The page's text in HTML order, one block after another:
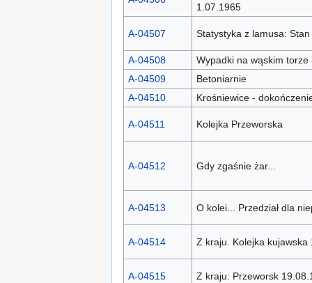
1.07.1965
A-04507 Statystyka z lamusa:
A-04508
Wypadki na wąskim torze
A-04509
Betoniarnie
A-04510
Krośniewice -
A-04511 Kolejka Przeworska
A-04512 Gdy zgaśnie żar...
A-04513 O kolei... Przedział dla
A-04514 Z kraju. Kolejka kujawska
A-04515 Z kraju: Przeworsk